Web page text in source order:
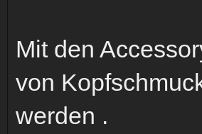
Mit den
von
werden .